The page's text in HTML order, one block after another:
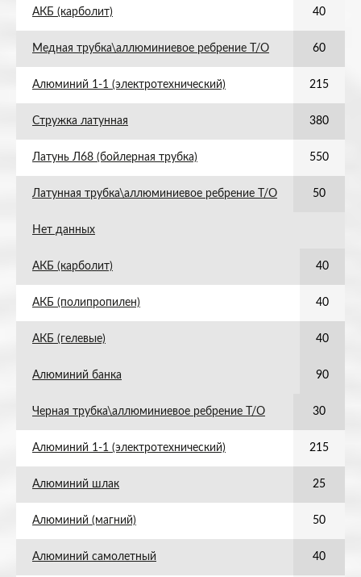
АКБ (карболит) 40
Медная трубка\аллюминиевое ребрение Т/О 60
Алюминий 1-1 (электротехнический) 215
Стружка латунная 380
Латунь Л68 (бойлерная трубка) 550
Латунная трубка\аллюминиевое ребрение Т/О 50
Нет данных
АКБ (карболит) 40
АКБ (полипропилен) 40
АКБ (гелевые) 40
Алюминий банка 90
Черная трубка\аллюминиевое ребрение Т/О 30
Алюминий 1-1 (электротехнический) 215
Алюминий шлак 25
Алюминий (магний) 50
Алюминий самолетный 40